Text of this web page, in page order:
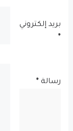
بريد إلكتروني
*
رسالة *